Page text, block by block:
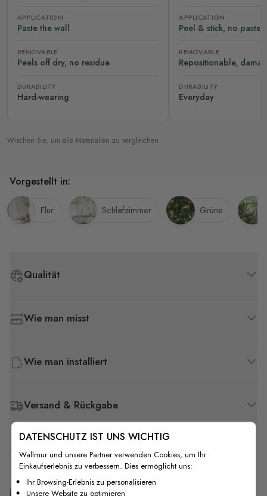
APPLICATION
Paste the wall
REMOVABLE
Peels off dry, no residue
DURABILITY
Hard-wearing
APPLICATION
Peel & stick, no paste
REMOVABLE
Repositionable,
DURABILITY
Everyday
Wischen Sie, um alle Materialien zu vergleichen
Qualität
Wie man misst
Wie man installiert
Versand & Rückgabe
F.A.Q
Kostenlose Anpassung
Vorgestellt in:
Flur Schlafzimmer Grüne
DATENSCHUTZ IST UNS WICHTIG
Wallmur und unsere Partner verwenden Cookies, um Ihr
Einkaufserlebnis zu verbessern. Dies ermöglicht uns:
Ihr Browsing-Erlebnis zu personalisieren
Unsere Website zu optimieren